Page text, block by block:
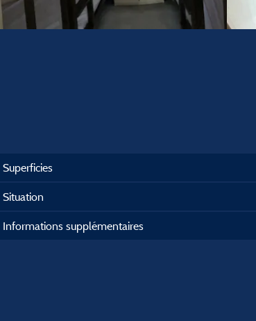
Superficies
Situation
Informations supplémentaires